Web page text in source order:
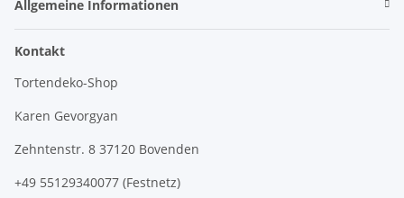
Allgemeine Informationen
Kontakt
Tortendeko-Shop
Karen Gevorgyan
Zehntenstr. 8 37120 Bovenden
+49 55129340077 (Festnetz)